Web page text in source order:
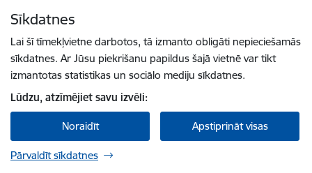
Sīkdatnes
Lai šī tīmekļvietne darbotos, tā izmanto obligāti nepieciešamās
sīkdatnes. Ar Jūsu piekrišanu papildus šajā vietnē var tikt
izmantotas statistikas un sociālo mediju sīkdatnes.
Lūdzu, atzīmējiet savu izvēli:
Noraidīt Apstiprināt visas
Pārvaldīt sīkdatnes